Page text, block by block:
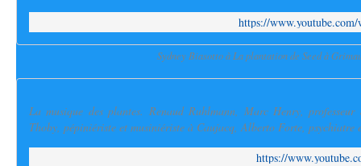
https://
Sydney Biasotto à La plantation de Seed à
La musique des plantes. Renaud Ruhlmann, Marc Henry, professeur
Thoby, pépiniériste et musiniériste à Caujacq, Alberto Forte, psychiatre
https://